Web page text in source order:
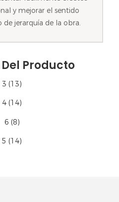
y mejorar el sentido
de jerarquía de la obra.
Producto